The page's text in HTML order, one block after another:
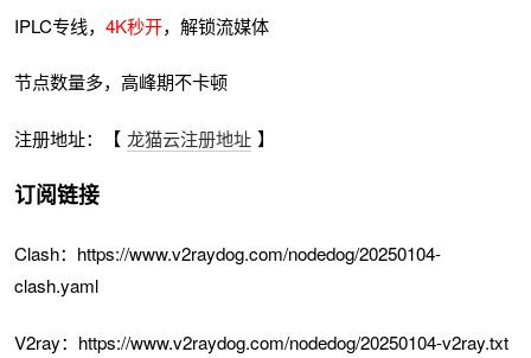
IPLC专线，4K秒开，解锁流媒体
节点数量多，高峰期不卡顿
注册地址：【 龙猫云注册地址 】
订阅链接
Clash：https://www.v2raydog.com/nodedog/20250104-
clash.yaml
V2ray：https://www.v2raydog.com/nodedog/20250104-v2ray.txt